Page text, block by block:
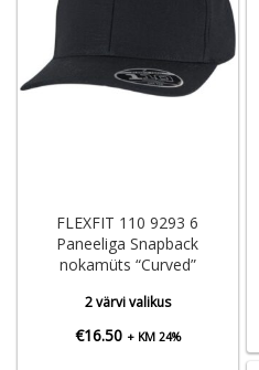
FLEXFIT 110 9293 6
Paneeliga Snapback
nokamüts “Curved”
2 värvi valikus
€16.50 + KM 24%